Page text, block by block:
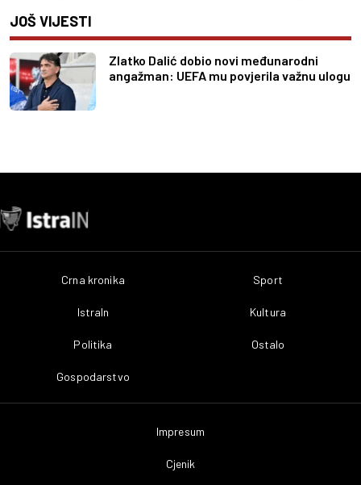
JOŠ VIJESTI
Zlatko Dalić dobio novi međunarodni
angažman: UEFA mu povjerila važnu ulogu
Crna kronika
IstraIn
Politika
Gospodarstvo
Sport
Kultura
Ostalo
Impresum
Cjenik